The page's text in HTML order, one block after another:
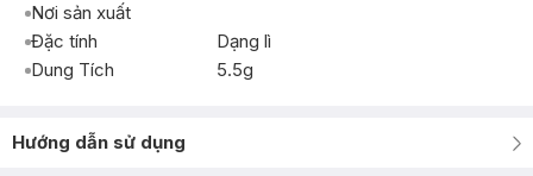
Nơi sản xuất
Đặc tính
Dạng lì
Dung Tích
5.5g
Hướng dẫn sử dụng